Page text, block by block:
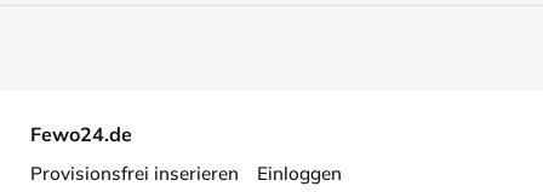
Fewo24.de
Provisionsfrei inserieren Einloggen